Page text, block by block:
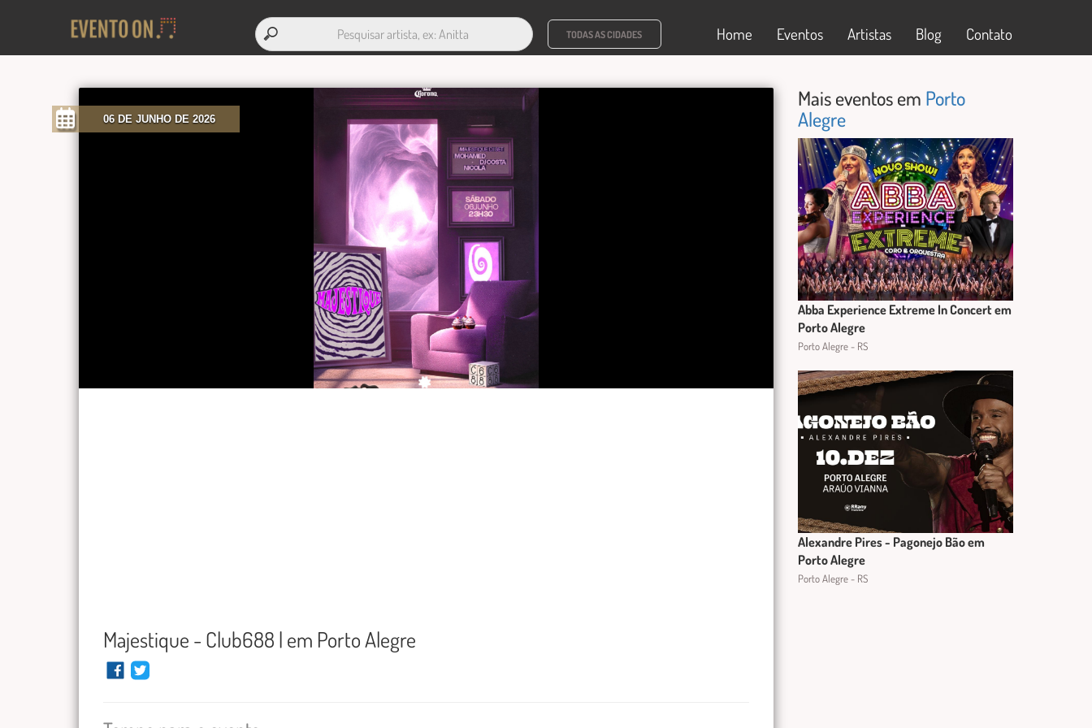
TODAS AS CIDADES Home Eventos Artistas Blog Contato
06 DE JUNHO DE 2026
Majestique - Club688 | em Porto Alegre
Mais eventos em Porto
Alegre
Abba Experience Extreme In Concert em
Porto Alegre
Porto Alegre - RS
Alexandre Pires - Pagonejo Bão em
Porto Alegre
Porto Alegre - RS